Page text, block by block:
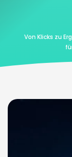
Von Klicks zu